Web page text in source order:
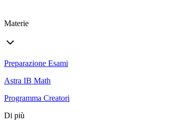
Materie
Preparazione Esami
Astra IB Math
Programma Creatori
Di più